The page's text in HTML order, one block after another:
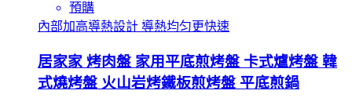
預購
內部加高導熱設計 導熱均匀更快速
居家家 烤肉盤 家用平底煎烤盤 卡式爐烤盤 韓
式燒烤盤 火山岩烤鐵板煎烤盤 平底煎鍋